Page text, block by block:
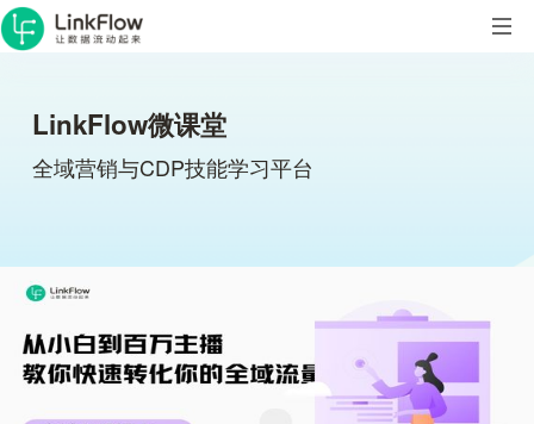
LinkFlow微课堂
全域营销与CDP技能学习平台